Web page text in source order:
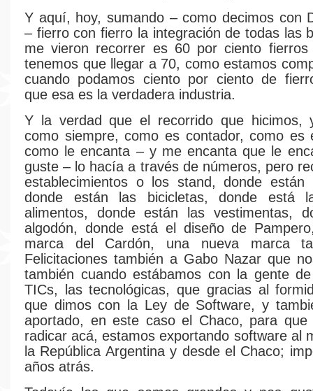
Y aquí, hoy, sumando – como decimos con
– fierro con fierro la integración de todas las
me vieron recorrer es 60 por ciento fierros
tenemos que llegar a 70, como estamos
cuando podamos ciento por ciento de
que esa es la verdadera industria.
Y la verdad que el recorrido que hicimos,
como siempre, como es contador, como es
como le encanta – y me encanta que le
guste – lo hacía a través de números, pero
establecimientos o los stand, donde están
donde están las bicicletas, donde está
alimentos, donde están las vestimentas,
algodón, donde está el diseño de
marca del Cardón, una nueva marca
Felicitaciones también a Gabo Nazar que
también cuando estábamos con la gente
TICs, las tecnológicas, que gracias al
que dimos con la Ley de Software, y
aportado, en este caso el Chaco, para
radicar acá, estamos exportando software al
la República Argentina y desde el Chaco;
años atrás.